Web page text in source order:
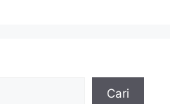
Cari